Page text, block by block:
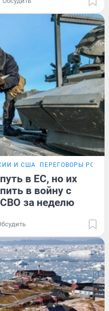
И США ПЕРЕГОВОРЫ
в ЕС, но их
в войну с
СВО за неделю